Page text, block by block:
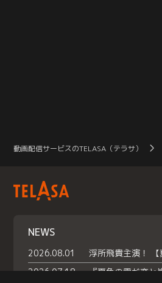
動画配信サービスのTELASA（テラサ）
NEWS
2026.08.01
2026.07.18